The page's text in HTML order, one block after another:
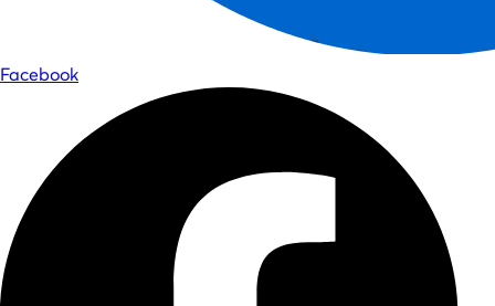
Facebook